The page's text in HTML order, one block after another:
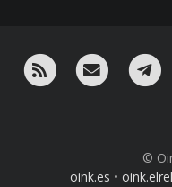
RSS
©
oink.es •